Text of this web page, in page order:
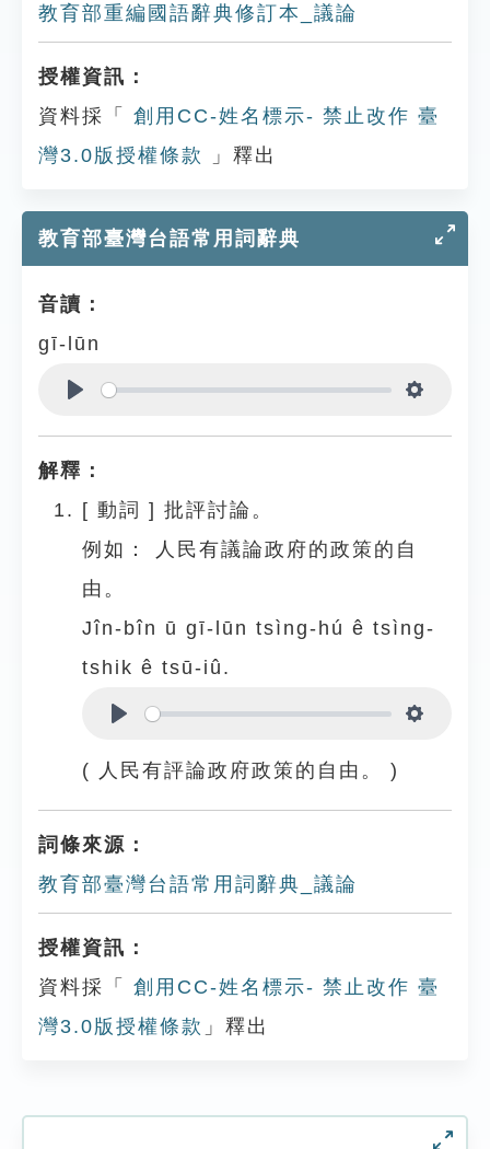
教育部重編國語辭典修訂本_議論
授權資訊：
資料採「
創用CC-姓名標示- 禁止改作 臺
灣3.0版授權條款
」釋出
教育部臺灣台語常用詞辭典
音讀：
gī-lūn
解釋：
[ 動詞 ] 批評討論。
例如：
人民有議論政府的政策的自
由。
Jîn-bîn ū gī-lūn tsìng-hú ê tsìng-
tshik ê tsū-iû.
( 人民有評論政府政策的自由。 )
詞條來源：
教育部臺灣台語常用詞辭典_議論
授權資訊：
資料採「
創用CC-姓名標示- 禁止改作 臺
灣3.0版授權條款 」釋出